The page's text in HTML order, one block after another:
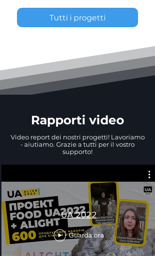
Tutti i progetti
Rapporti video
Video report dei nostri progetti! Lavoriamo
- aiutiamo. Grazie a tutti per il vostro
supporto!
UA 2022
Guarda ora